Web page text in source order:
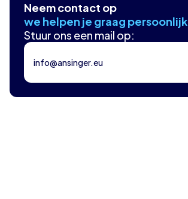
Neem contact op
we helpen je graag persoonlijk
Stuur ons een mail op:
info@ansinger.eu